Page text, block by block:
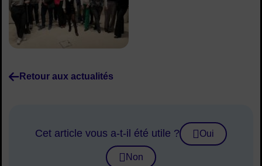
Retour aux actualités
Cet article vous a-t-il été utile ? Oui
Non